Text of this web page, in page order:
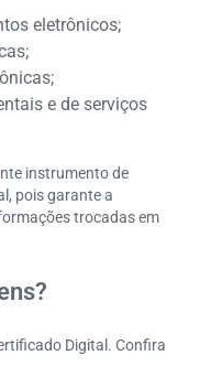
eletrônicos;
e de serviços
instrumento de
pois garante a
trocadas em
Digital. Confira